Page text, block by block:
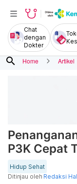
Chat
dengan
Dokter
search Home Artikel
P3K Cepat
Hidup Sehat
Ditinjau oleh Redaksi